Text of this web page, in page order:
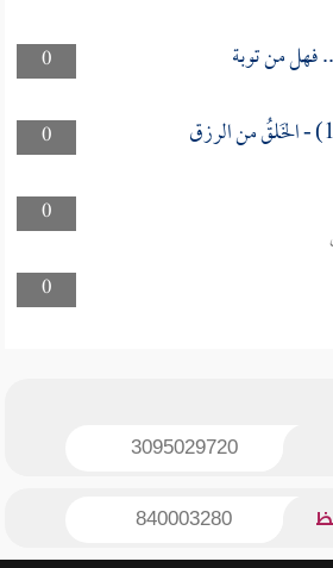
0 من توبة
0
0
0
3095029720
840003280